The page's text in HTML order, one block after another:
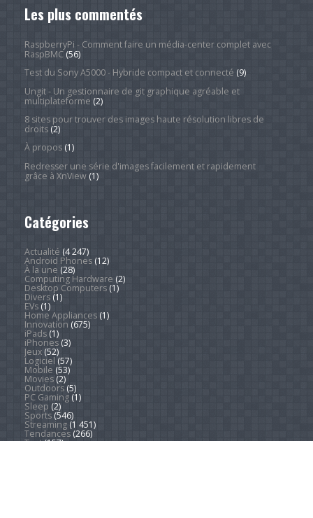
Les plus commentés
RaspberryPi - Comment faire un média-center complet avec
RaspBMC(56)
Test du Sony A5000 - Hybride compact et connecté (9)
Ungit - Un gestionnaire de git graphique agréable et
multiplateforme (2)
8 sites pour trouver des images haute résolution libres de
droits(2)
À propos(1)
Redresser une série d'images facilement et rapidement
grâce à XnView(1)
Catégories
Actualité (4 247)
Android Phones(12)
À la une (28)
Computing Hardware (2)
Desktop Computers(1)
Divers(1)
EVs(1)
Home Appliances(1)
Innovation (675)
iPads(1)
iPhones(3)
Jeux(52)
Logiciel (57)
Mobile (53)
Movies(2)
Outdoors(5)
PC Gaming(1)
Sleep (2)
Sports(546)
Streaming(1 451)
Tendances(266)
Test(157)